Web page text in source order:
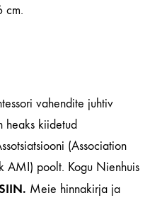
cm.
vahendite juhtiv
heaks kiidetud
(Association
AMI) poolt. Kogu Nienhuis
. Meie hinnakirja ja